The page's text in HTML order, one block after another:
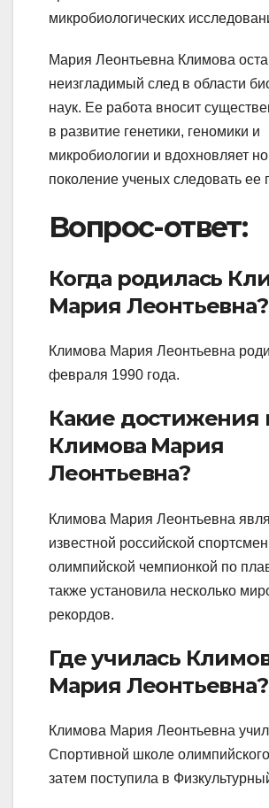
микробиологических
Мария Леонтьевна Климова
неизгладимый след в области
наук. Ее работа вносит
в развитие генетики, геномики и
микробиологии и вдохновляет
поколение ученых следовать ее
Вопрос-ответ:
Когда родилась
Мария Леонтьевна?
Климова Мария Леонтьевна
февраля 1990 года.
Какие достижения
Климова Мария
Леонтьевна?
Климова Мария Леонтьевна
известной российской
олимпийской чемпионкой по
также установила несколько
рекордов.
Где училась
Мария Леонтьевна?
Климова Мария Леонтьевна
Спортивной школе
затем поступила в